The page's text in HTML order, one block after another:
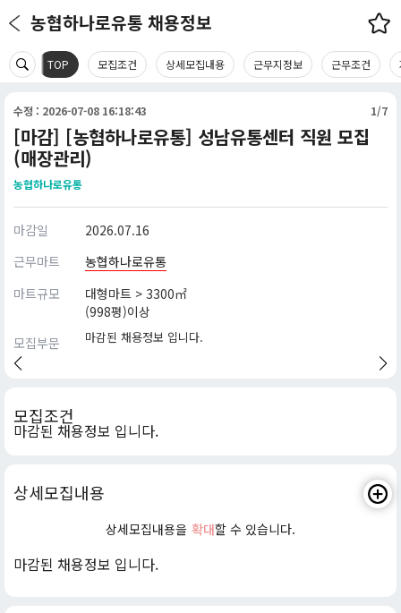
농협하나로유통 채용정보
TOP 모집조건 상세모집내용 근무지정보 근무조건
수정 : 2026-07-08 16:18:43 1/7
[마감] [농협하나로유통] 성남유통센터 직원 모집
(매장관리)
농협하나로유통
마감일
2026.07.16
근무마트
농협하나로유통
마트규모
대형마트 > 3300㎡
(998평)이상
모집부문
마감된 채용정보 입니다.
모집조건
마감된 채용정보 입니다.
상세모집내용
상세모집내용을 확대할 수 있습니다.
마감된 채용정보 입니다.